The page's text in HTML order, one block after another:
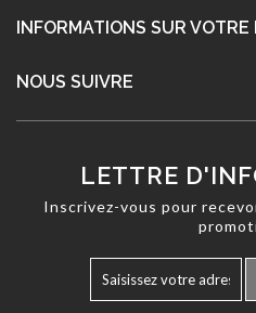
INFORMATIONS SUR
NOUS SUIVRE
LETTRE
Inscrivez-vous pour